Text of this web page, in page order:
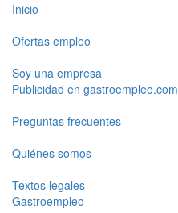
Inicio
Ofertas empleo
Soy una empresa
Publicidad en gastroempleo.com
Preguntas frecuentes
Quiénes somos
Textos legales
Gastroempleo